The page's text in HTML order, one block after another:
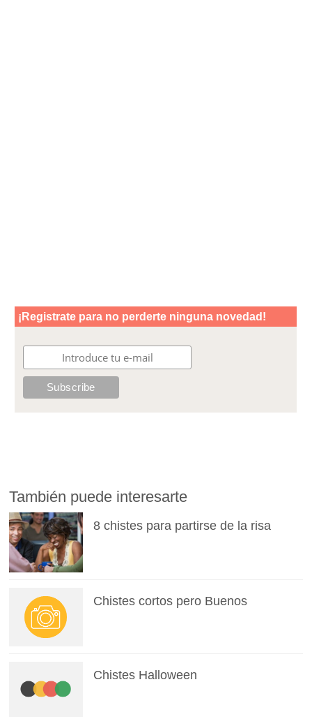
También puede interesarte
8 chistes para partirse de la risa
Chistes cortos pero Buenos
Chistes Halloween